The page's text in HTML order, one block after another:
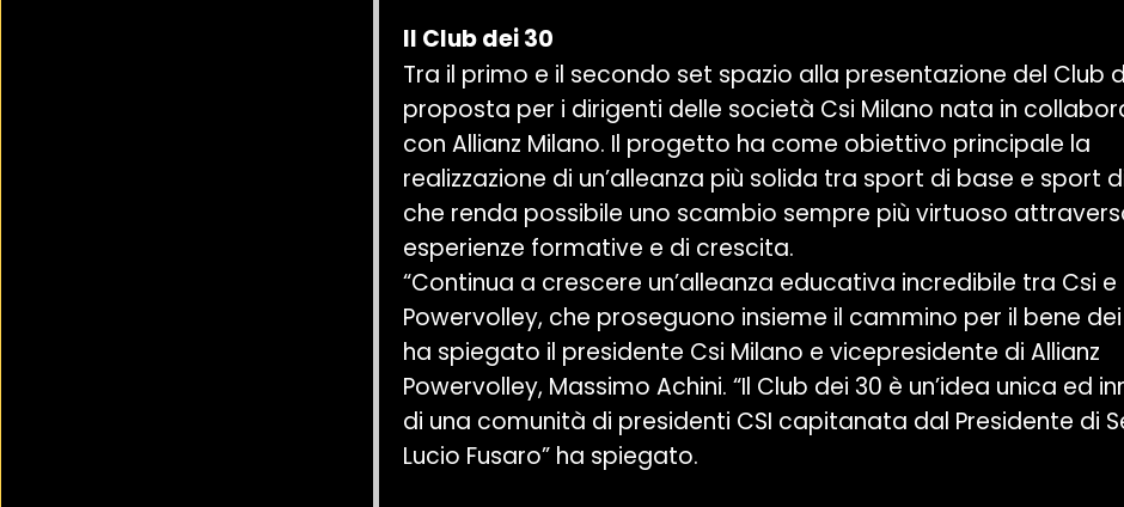
Il Club dei 30
Tra il primo e il secondo set spazio alla presentazione del Club
proposta per i dirigenti delle società Csi Milano nata in
con Allianz Milano. Il progetto ha come obiettivo principale la
realizzazione di un’alleanza più solida tra sport di base e sport
che renda possibile uno scambio sempre più virtuoso
esperienze formative e di crescita.
“Continua a crescere un’alleanza educativa incredibile tra Csi e
Powervolley, che proseguono insieme il cammino per il bene dei
ha spiegato il presidente Csi Milano e vicepresidente di Allianz
Powervolley, Massimo Achini. “Il Club dei 30 è un’idea unica ed
di una comunità di presidenti CSI capitanata dal Presidente di
Lucio Fusaro” ha spiegato.